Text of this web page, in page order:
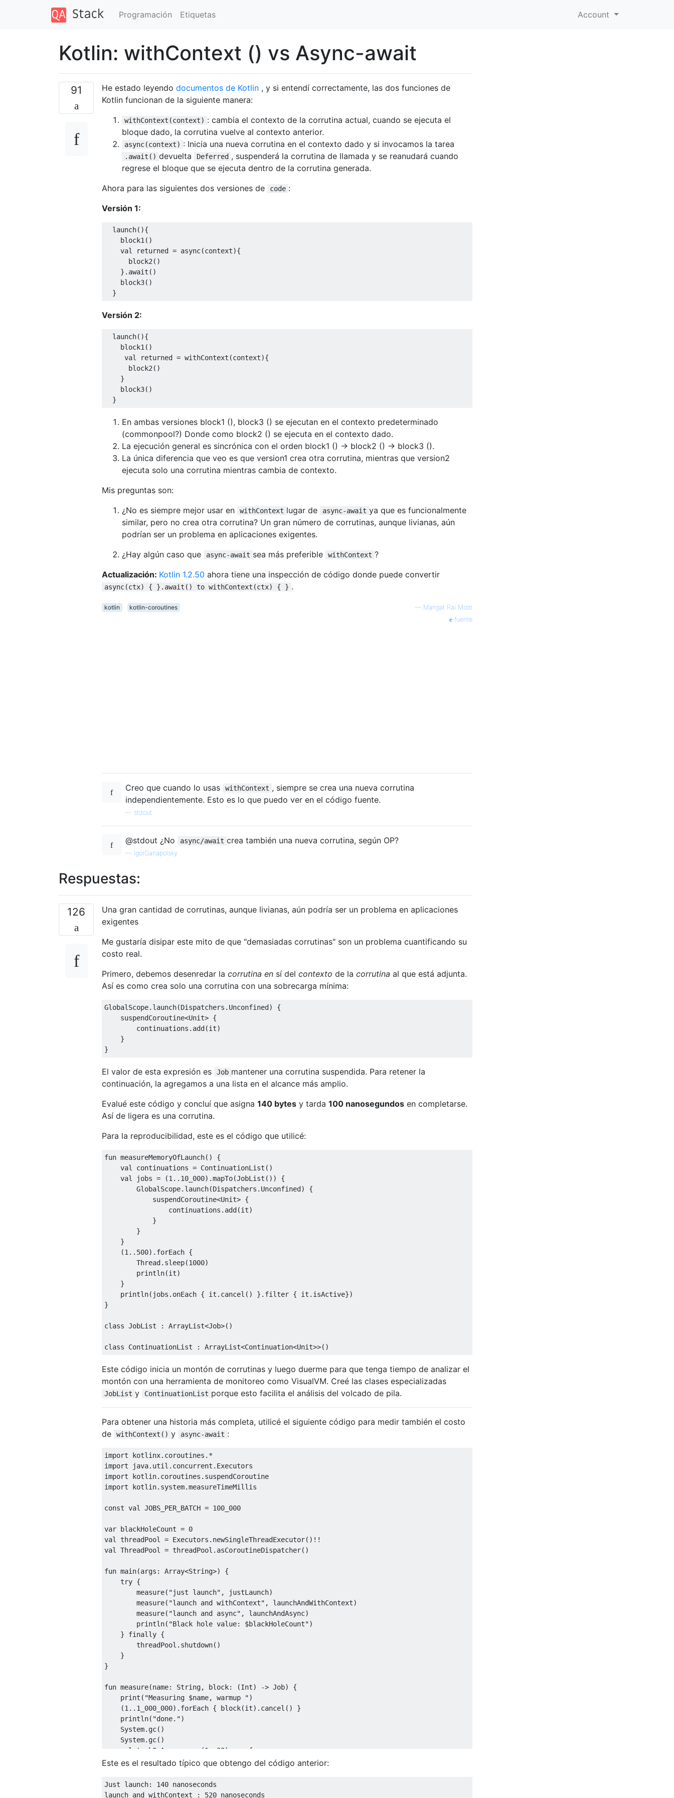
Programación Etiquetas Account
Kotlin: withContext () vs Async-await
91 He estado leyendo documentos de Kotlin , y si entendí correctamente, las dos funciones de
Kotlin funcionan de la siguiente manera:
withContext(context) : cambia el contexto de la corrutina actual, cuando se ejecuta el
bloque dado, la corrutina vuelve al contexto anterior.
async(context) : Inicia una nueva corrutina en el contexto dado y si invocamos la tarea
.await() devuelta Deferred , suspenderá la corrutina de llamada y se reanudará cuando
regrese el bloque que se ejecuta dentro de la corrutina generada.
Ahora para las siguientes dos versiones de
code :
Versión 1:
  launch(){
    block1()
val
returned = async(context){
      block2()
    }.await()
    block3()
Versión 2:
  launch(){
    block1()
val
returned = withContext(context){
      block2()
    }
    block3()
En ambas versiones block1 (), block3 () se ejecutan en el contexto predeterminado
(commonpool?) Donde como block2 () se ejecuta en el contexto dado.
La ejecución general es sincrónica con el orden block1 () -> block2 () -> block3 ().
La única diferencia que veo es que version1 crea otra corrutina, mientras que version2
ejecuta solo una corrutina mientras cambia de contexto.
Mis preguntas son:
¿No es siempre mejor usar en
withContext lugar de async-await ya que es funcionalmente
similar, pero no crea otra corrutina? Un gran número de corrutinas, aunque livianas, aún
podrían ser un problema en aplicaciones exigentes.
¿Hay algún caso que
async-await sea ​​más preferible withContext ?
Actualización: Kotlin 1.2.50 ahora tiene una inspección de código donde puede convertir
async(ctx) { }.await() to withContext(ctx) { } .
kotlin kotlin-coroutines — Mangat Rai Modi
fuente
Creo que cuando lo usas withContext , siempre se crea una nueva corrutina
independientemente. Esto es lo que puedo ver en el código fuente.
stdout
@stdout ¿No async/await crea también una nueva corrutina, según OP?
— IgorGanapolsky
Respuestas:
126
Una gran cantidad de corrutinas, aunque livianas, aún podría ser un problema en aplicaciones
exigentes
Me gustaría disipar este mito de que "demasiadas corrutinas" son un problema cuantificando su
costo real.
Primero, debemos desenredar la corrutina en sí del contexto de la corrutina al que está adjunta.
Así es como crea solo una corrutina con una sobrecarga mínima:
GlobalScope.launch(Dispatchers.Unconfined) {
    suspendCoroutine<
Unit> {
        continuations.add(it)
    }
El valor de esta expresión es Job mantener una corrutina suspendida. Para retener la
continuación, la agregamos a una lista en el alcance más amplio.
Evalué este código y concluí que asigna 140 bytes y tarda 100 nanosegundos en completarse.
Así de ligera es una corrutina.
Para la reproducibilidad, este es el código que utilicé:
fun measureMemoryOfLaunch()
{
val
continuations = ContinuationList()
val
jobs = (1 .. 10_000).mapTo(JobList()) {
        GlobalScope.launch(Dispatchers.Unconfined) {
            suspendCoroutine<
Unit> {
                continuations.add(it)
            }
        }
    }
    (
1 .. 500).forEach {
        Thread.sleep(
1000)
        println(it)
    }
    println(jobs.onEach { it.cancel() }.filter { it.isActive})
}
class JobList : ArrayList<Job>()
class ContinuationList : ArrayList<Continuation<Unit>>
Este código inicia un montón de corrutinas y luego duerme para que tenga tiempo de analizar el
montón con una herramienta de monitoreo como VisualVM. Creé las clases especializadas
JobList y ContinuationList porque esto facilita el análisis del volcado de pila.
Para obtener una historia más completa, utilicé el siguiente código para medir también el costo
de
withContext() y async-await :
import
import
import
import kotlin.system.measureTimeMillis
const val JOBS_PER_BATCH = 100_000
var blackHoleCount = 0
val
val
ThreadPool = threadPool.asCoroutineDispatcher()
fun main(args: Array<String>)
{
try {
        measure(
"just launch" , justLaunch)
        measure(
"launch and withContext" , launchAndWithContext)
        measure(
"launch and async" , launchAndAsync)
        println(
"Black hole value: $blackHoleCount")
    }
finally {
        threadPool.shutdown()
    }
}
fun measure(name: String, block: (Int) -> Job)
{
    print(
"Measuring $name, warmup ")
    (
1 .. 1_000_000).forEach { block(it).cancel() }
    println(
"done.")
    System.gc()
    System.gc()
val
tookOnAverage = (1 20).map { _ ->
        System.gc()
var jobs: List<Job> = emptyList()
        measureTimeMillis {
Este es el resultado típico que obtengo del código anterior:
Just launch: 140 nanoseconds
launch and withContext : 520 nanoseconds